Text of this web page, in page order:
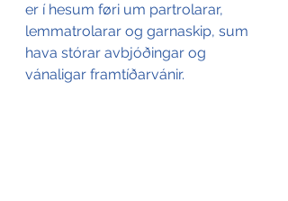
er í hesum føri um partrolarar,
lemmatrolarar og garnaskip, sum
hava stórar avbjóðingar og
vánaligar framtíðarvánir.